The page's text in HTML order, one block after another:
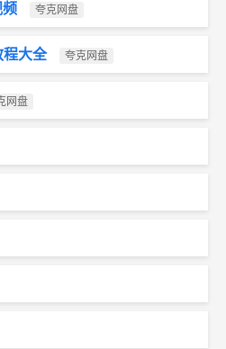
频 夸克网盘
程大全 夸克网盘
网盘